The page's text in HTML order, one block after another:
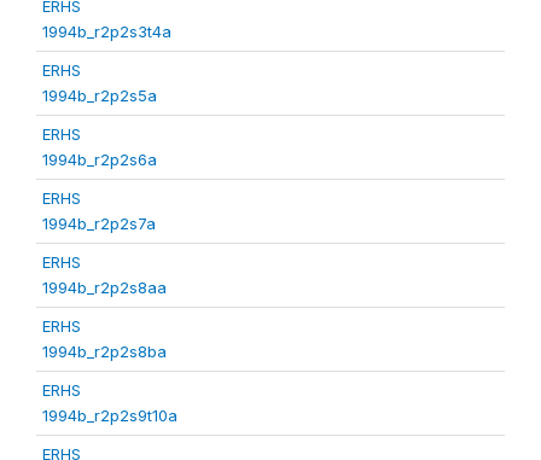
ERHS
1994b_r2p2s3t4a
ERHS
1994b_r2p2s5a
ERHS
1994b_r2p2s6a
ERHS
1994b_r2p2s7a
ERHS
1994b_r2p2s8aa
ERHS
1994b_r2p2s8ba
ERHS
1994b_r2p2s9t10a
ERHS